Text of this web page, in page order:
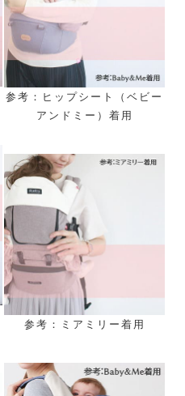
参考：ヒップシート（ベビー
アンドミー）着用
参考：ミアミリー着用